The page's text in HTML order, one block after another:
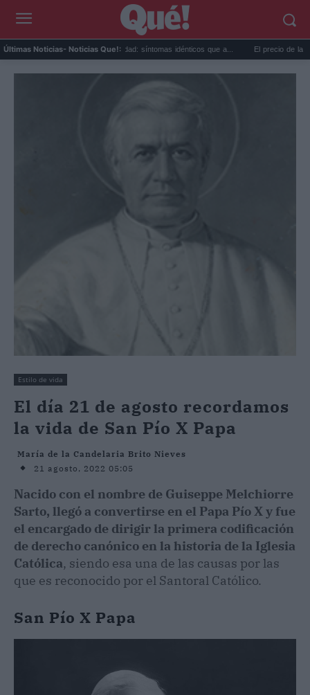
Últimas Noticias- Noticias Que!:
Calor extremo y ansiedad: síntomas idénticos que a... El precio de la vivienda
Estilo de vida
El día 21 de agosto recordamos
la vida de San Pío X Papa
María de la Candelaria Brito Nieves
21 agosto, 2022 05:05
Nacido con el nombre de Guiseppe Melchiorre
Sarto, llegó a convertirse en el Papa Pío X y fue
el encargado de dirigir la primera codificación
de derecho canónico en la historia de la Iglesia
Católica, siendo esa una de las causas por las
que es reconocido por el Santoral Católico.
San Pío X Papa